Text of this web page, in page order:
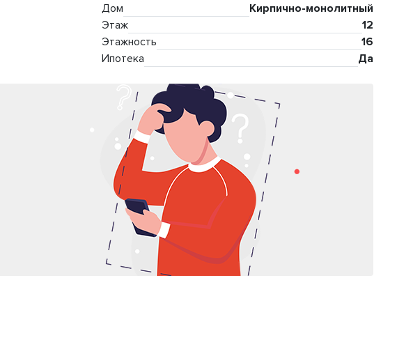
Дом
Кирпично-монолитный
Этаж
12
Этажность
16
Ипотека
Да